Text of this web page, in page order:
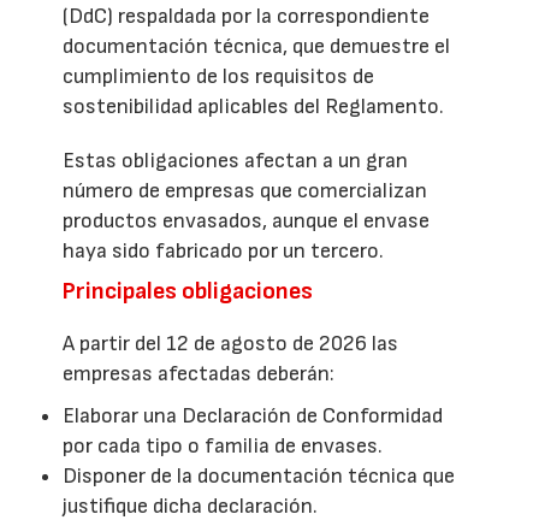
(DdC) respaldada por la correspondiente
documentación técnica, que demuestre el
cumplimiento de los requisitos de
sostenibilidad aplicables del Reglamento.
Estas obligaciones afectan a un gran
número de empresas que comercializan
productos envasados, aunque el envase
haya sido fabricado por un tercero.
Principales obligaciones
A partir del 12 de agosto de 2026 las
empresas afectadas deberán:
Elaborar una Declaración de Conformidad
por cada tipo o familia de envases.
Disponer de la documentación técnica que
justifique dicha declaración.